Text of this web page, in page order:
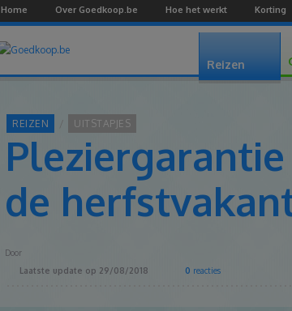
Home Over Goedkoop.be Hoe het werkt Korting
Reizen
REIZEN UITSTAPJES
de
Door
Laatste update op 29/08/2018 0 reacties